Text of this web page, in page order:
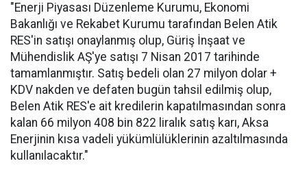
"Enerji Piyasası Düzenleme Kurumu, Ekonomi
Bakanlığı ve Rekabet Kurumu tarafından Belen Atik
RES'in satışı onaylanmış olup, Güriş İnşaat ve
Mühendislik AŞ'ye satışı 7 Nisan 2017 tarihinde
tamamlanmıştır. Satış bedeli olan 27 milyon dolar +
KDV nakden ve defaten bugün tahsil edilmiş olup,
Belen Atik RES'e ait kredilerin kapatılmasından sonra
kalan 66 milyon 408 bin 822 liralık satış karı, Aksa
Enerjinin kısa vadeli yükümlülüklerinin azaltılmasında
kullanılacaktır."